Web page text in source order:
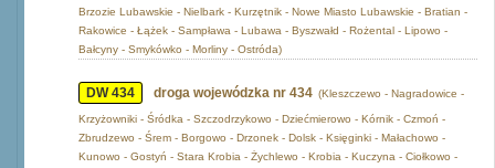
Brzozie Lubawskie - Nielbark - Kurzętnik - Nowe Miasto Lubawskie - Bratian -
Rakowice - Łążek - Sampława - Lubawa - Byszwałd - Rożental - Lipowo -
Bałcyny - Smykówko - Morliny - Ostróda)
DW 434 droga wojewódzka nr 434 (Kleszczewo - Nagradowice -
Krzyżowniki - Śródka - Szczodrzykowo - Dziećmierowo - Kórnik - Czmoń -
Zbrudzewo - Śrem - Borgowo - Drzonek - Dolsk - Księginki - Małachowo -
Kunowo - Gostyń - Stara Krobia - Żychlewo - Krobia - Kuczyna - Ciołkowo -